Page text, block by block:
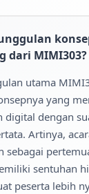
dari MIMI303?
utama
yang
digital dengan
Artinya,
sebagai
sentuhan
peserta lebih